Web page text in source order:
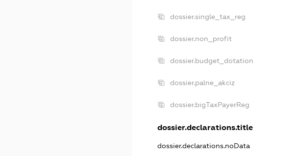
dossier.single_tax_reg
dossier.non_profit
dossier.budget_dotation
dossier.palne_akciz
dossier.bigTaxPayerReg
dossier.declarations.title
dossier.declarations.noData